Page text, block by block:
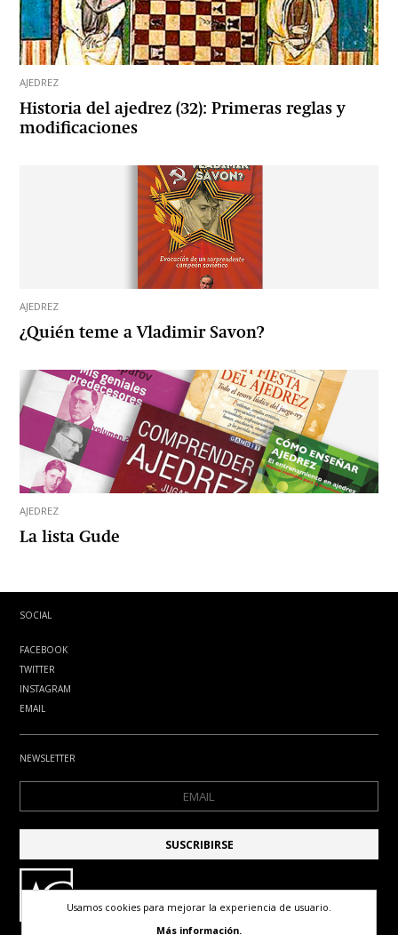
AJEDREZ
Historia del ajedrez (32): Primeras reglas y
modificaciones
AJEDREZ
¿Quién teme a Vladimir Savon?
AJEDREZ
La lista Gude
SOCIAL
FACEBOOK
TWITTER
INSTAGRAM
EMAIL
NEWSLETTER
Usamos cookies para mejorar la experiencia de usuario.
Más información.